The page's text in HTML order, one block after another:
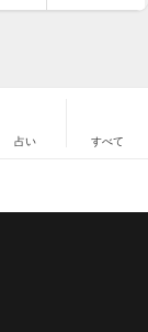
占い すべて